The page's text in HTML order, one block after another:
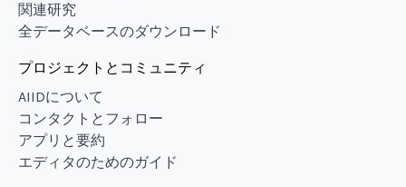
関連研究
全データベースのダウンロード
プロジェクトとコミュニティ
AIIDについて
コンタクトとフォロー
アプリと要約
エディタのためのガイド